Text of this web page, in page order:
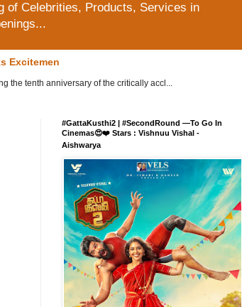
of Celebrities, Products, Services in
Excitemen
the tenth anniversary of the critically accl...
#GattaKusthi2 | #SecondRound —To Go In
Cinemas😍❤️ Stars : Vishnuu Vishal -
Aishwarya